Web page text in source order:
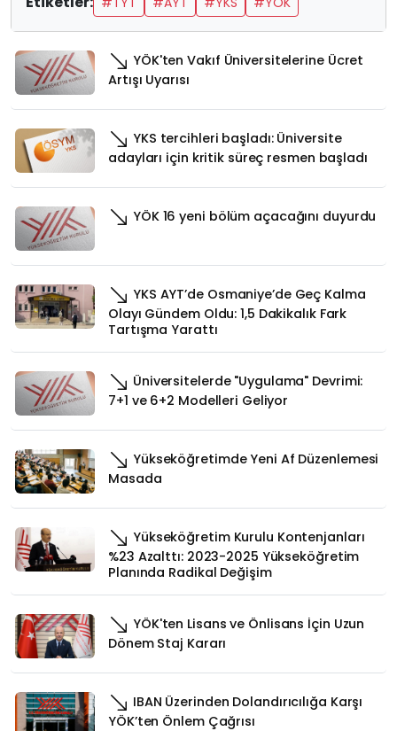
YÖK'ten Vakıf Üniversitelerine Ücret
Artışı Uyarısı
YKS tercihleri başladı: Üniversite
adayları için kritik süreç resmen başladı
YÖK 16 yeni bölüm açacağını duyurdu
YKS AYT’de Osmaniye’de Geç Kalma
Olayı Gündem Oldu: 1,5 Dakikalık Fark
Tartışma Yarattı
Üniversitelerde "Uygulama" Devrimi:
7+1 ve 6+2 Modelleri Geliyor
Yükseköğretimde Yeni Af Düzenlemesi
Masada
Yükseköğretim Kurulu Kontenjanları
%23 Azalttı: 2023-2025 Yükseköğretim
Planında Radikal Değişim
YÖK'ten Lisans ve Önlisans İçin Uzun
Dönem Staj Kararı
IBAN Üzerinden Dolandırıcılığa Karşı
YÖK’ten Önlem Çağrısı